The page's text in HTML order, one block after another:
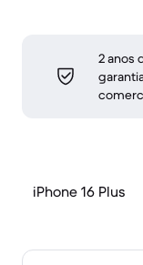
2 anos
iPhone 16 Plus